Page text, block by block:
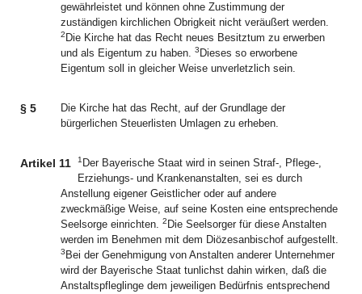
gewährleistet und können ohne Zustimmung der
zuständigen kirchlichen Obrigkeit nicht veräußert werden.
2 Die Kirche hat das Recht neues Besitztum zu erwerben
und als Eigentum zu haben. 3 Dieses so erworbene
Eigentum soll in gleicher Weise unverletzlich sein.
§ 5
Die Kirche hat das Recht, auf der Grundlage der
bürgerlichen Steuerlisten Umlagen zu erheben.
Artikel 11 1 Der Bayerische Staat wird in seinen Straf-, Pflege-,
Erziehungs- und Krankenanstalten, sei es durch
Anstellung eigener Geistlicher oder auf andere
zweckmäßige Weise, auf seine Kosten eine entsprechende
Seelsorge einrichten. 2 Die Seelsorger für diese Anstalten
werden im Benehmen mit dem Diözesanbischof aufgestellt.
3 Bei der Genehmigung von Anstalten anderer Unternehmer
wird der Bayerische Staat tunlichst dahin wirken, daß die
Anstaltspfleglinge dem jeweiligen Bedürfnis entsprechend